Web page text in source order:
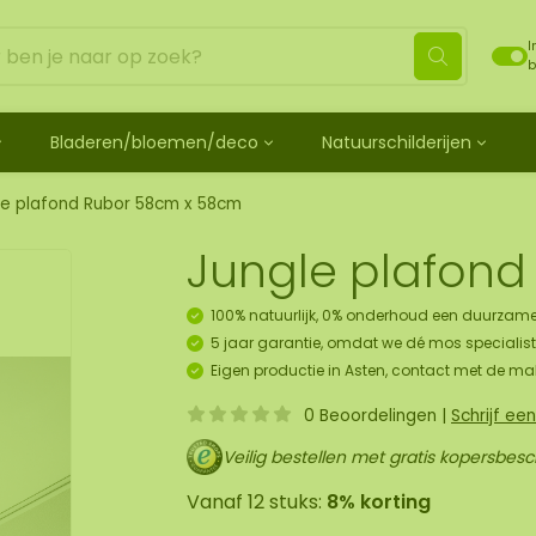
Mosdots [TIP]
Mosdot Cuatro
Mosdot set
en spray
hanger pakket
Los mos behandeld
Bolmos
Fluff mos
ECO mos [Budget]
moscadeau idee
Bladeren/bloemen/deco
bladeren
Natuurschilderijen
plafond Rubor 58cm x 58cm
Jungle plafond
100% natuurlijk, 0% onderhoud een
5 jaar garantie, omdat we dé mos specialist
Eigen productie in Asten, contact met de
0 Beoordelingen | Schrijf
Veilig bestellen met gratis
Vanaf 12 stuks: 8% korting